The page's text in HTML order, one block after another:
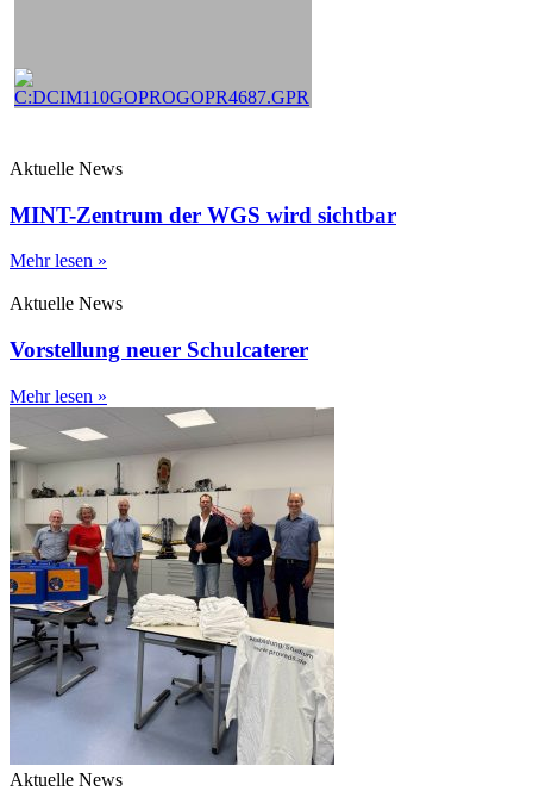
Aktuelle News
MINT-Zentrum der WGS wird sichtbar
Mehr lesen »
Aktuelle News
Vorstellung neuer Schulcaterer
Mehr lesen »
Aktuelle News